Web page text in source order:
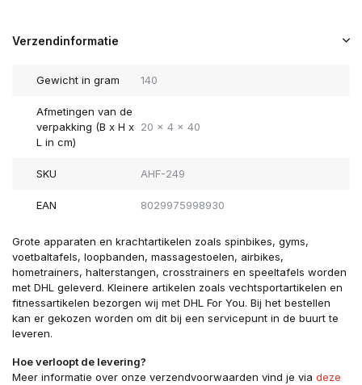
Verzendinformatie
Gewicht in gram 140
Afmetingen van de
verpakking (B x H x
L in cm)
20 x 4 x 40
SKU AHF-249
EAN 8029975998930
Grote apparaten en krachtartikelen zoals spinbikes, gyms,
voetbaltafels, loopbanden, massagestoelen, airbikes,
hometrainers, halterstangen, crosstrainers en speeltafels worden
met DHL geleverd. Kleinere artikelen zoals vechtsportartikelen en
fitnessartikelen bezorgen wij met DHL For You. Bij het bestellen
kan er gekozen worden om dit bij een servicepunt in de buurt te
leveren.
Hoe verloopt de levering?
Meer informatie over onze verzendvoorwaarden vind je via deze